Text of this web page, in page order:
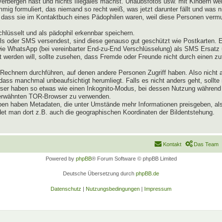
formuliert, das niemand so recht weiß, was jetzt darunter fällt und was
sie im Kontaktbuch eines Pädophilen waren, weil diese Personen
und als pädophil erkennbar speichern.
oder SMS versendest, sind diese genauso gut geschützt wie Postkarten.
WhatsApp (bei vereinbarter End-zu-End Verschlüsselung) als SMS
will, sollte zusehen, dass Fremde oder Freunde nicht durch einen
durchführen, auf denen andere Personen Zugriff haben. Also
manchmal unbeaufsichtigt herumliegt. Falls es nicht anders geht,
haben so etwas wie einen Inkognito-Modus, bei dessen Nutzung
TOR-Browser zu verwenden.
haben Metadaten, die unter Umstände mehr Informationen preisgeben,
man dort z.B. auch die geographischen Koordinaten der Bildentstehung.
Das Team
Kontakt
Powered by phpBB® Forum Software © phpBB Limited
Deutsche Übersetzung durch phpBB.de
Datenschutz | Nutzungsbedingungen | Impressum